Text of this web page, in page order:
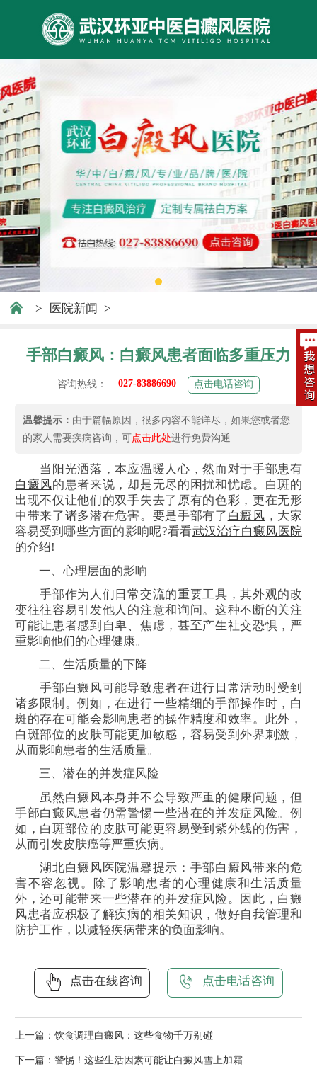
> 医院新闻 >
手部白癜风：白癜风患者面临多重压力
咨询热线： 027-83886690 点击电话咨询
温馨提示： 由于篇幅原因，很多内容不能详尽，如果您或者您
的家人需要疾病咨询，可点击此处进行免费沟通
当阳光洒落，本应温暖人心，然而对于手部患有
白癜风的患者来说，却是无尽的困扰和忧虑。白斑的
出现不仅让他们的双手失去了原有的色彩，更在无形
中带来了诸多潜在危害。要是手部有了 白癜风 ，大家
容易受到哪些方面的影响呢?看看武汉治疗白癜风医院
的介绍!
一、心理层面的影响
手部作为人们日常交流的重要工具，其外观的改
变往往容易引发他人的注意和询问。这种不断的关注
可能让患者感到自卑、焦虑，甚至产生社交恐惧，严
重影响他们的心理健康。
二、生活质量的下降
手部白癜风可能导致患者在进行日常活动时受到
诸多限制。例如，在进行一些精细的手部操作时，白
斑的存在可能会影响患者的操作精度和效率。此外，
白斑部位的皮肤可能更加敏感，容易受到外界刺激，
从而影响患者的生活质量。
三、潜在的并发症风险
虽然白癜风本身并不会导致严重的健康问题，但
手部白癜风患者仍需警惕一些潜在的并发症风险。例
如，白斑部位的皮肤可能更容易受到紫外线的伤害，
从而引发皮肤癌等严重疾病。
湖北白癜风医院温馨提示：手部白癜风带来的危
害不容忽视。除了影响患者的心理健康和生活质量
外，还可能带来一些潜在的并发症风险。因此，白癜
风患者应积极了解疾病的相关知识，做好自我管理和
防护工作，以减轻疾病带来的负面影响。
点击在线咨询 点击电话咨询
上一篇： 饮食调理白癜风：这些食物千万别碰
下一篇： 警惕！这些生活因素可能让白癜风雪上加霜